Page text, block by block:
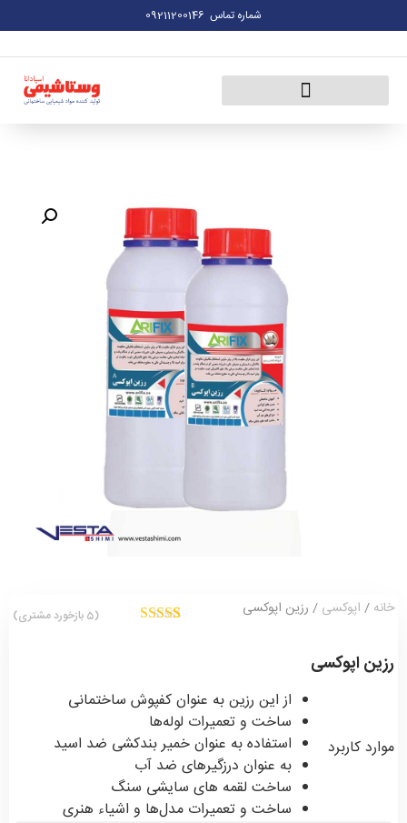
شماره تماس 09211200146
خانه / اپوکسی / رزین اپوکسی (
5 بازخورد مشتری)
رزین اپوکسی
موارد کاربرد
از این رزین به عنوان کفپوش ساختمانی
ساخت و تعمیرات لوله‌ها
استفاده به عنوان خمیر بندکشی ضد اسید
به عنوان درزگیرهای ضد آب
ساخت لقمه های سایشی سنگ
ساخت و تعمیرات مدل‌ها و اشیاء هنری